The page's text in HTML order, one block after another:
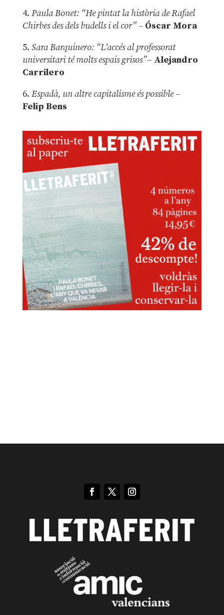
4. Paula Bonet: “He pintat la història de Rafael
Chirbes des dels budells i el cor” –Óscar Mora
5. Sara Barquinero: “L’accés al professorat
universitari té molts espais grisos”– Alejandro
Carrilero
6. Espadà, un altre capitalisme és possible –
Felip Bens